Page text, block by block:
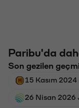
Paribu'da
Son gezilen
15 Kasım
26 Nisan 2026